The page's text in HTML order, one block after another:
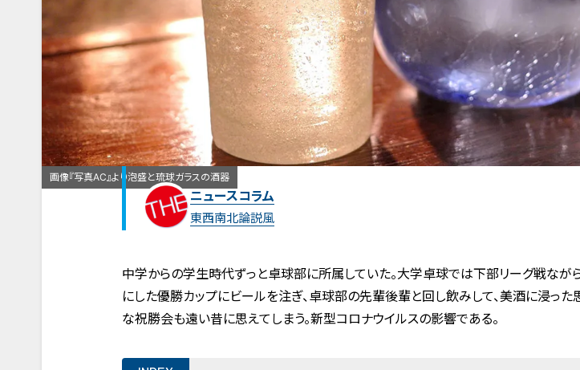
画像『写真AC』より泡盛と琉球ガラスの酒器
ニュースコラム
東西南北論説風
中学からの学生時代ずっと卓球部に所属していた。大学卓球では下部リーグ戦なが
にした優勝カップにビールを注ぎ、卓球部の先輩後輩と回し飲みして、美酒に浸った
な祝勝会も遠い昔に思えてしまう。新型コロナウイルスの影響である。